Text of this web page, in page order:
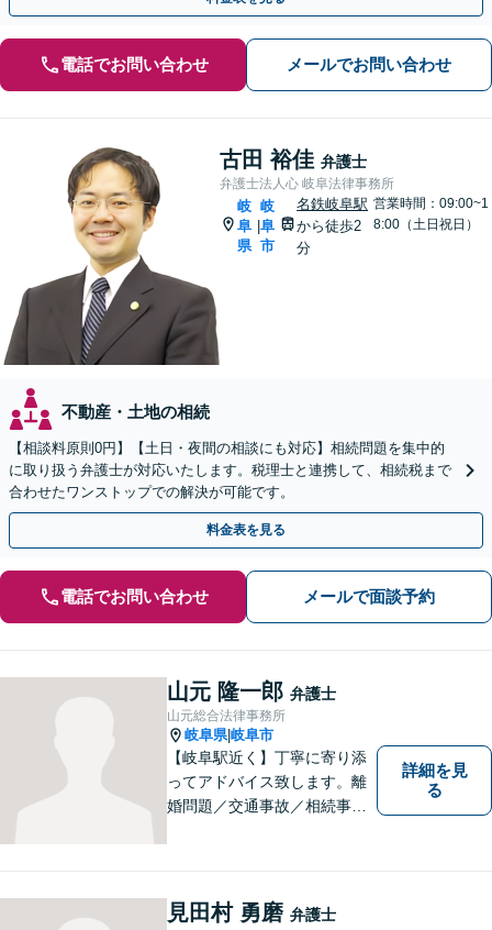
電話でお問い合わせ メールでお問い合わせ
古田 裕佳 弁護士
弁護士法人心 岐阜法律事務所
岐
阜
県
岐
阜
市
名鉄岐阜駅
から徒歩2
分
営業時間：09:00~1
8:00（土日祝日）
不動産・土地の相続
【相談料原則0円】【土日・夜間の相談にも対応】相続問題を集中的
に取り扱う弁護士が対応いたします。税理士と連携して、相続税まで
合わせたワンストップでの解決が可能です。
料金表を見る
電話でお問い合わせ メールで面談予約
山元 隆一郎 弁護士
山元総合法律事務所
岐阜県|岐阜市
【岐阜駅近く】丁寧に寄り添
ってアドバイス致します。離
婚問題／交通事故／相続事件
ざした弁護士】難解な事件に
対応するため、必要な場合に
は他事務所の弁護士と連携し
詳細を見
る
見田村 勇磨 弁護士